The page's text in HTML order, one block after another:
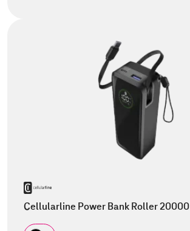
Cellularline Power Bank Roller 20000